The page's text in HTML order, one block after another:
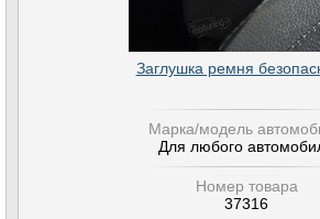
Заглушка ремня
Марка/модель
Для любого
Номер товара
37316